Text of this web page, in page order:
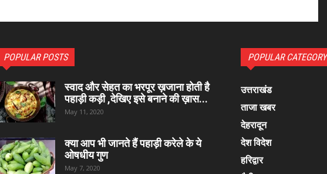
POPULAR POSTS
स्वाद और सेहत का भरपूर ख़जाना होती है
पहाड़ी कड़ी ,देखिए इसे बनाने की ख़ास...
May 11, 2020
क्या आप भी जानते हैं पहाड़ी करेले के ये
ओषधीय गुण
May 7, 2020
POPULAR CATEGORY
उत्तराखंड
ताजा खबर
देहरादून
देश विदेश
हरिद्वार